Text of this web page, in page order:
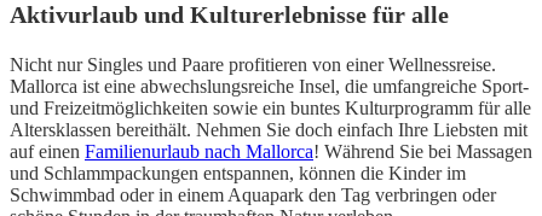
Aktivurlaub und Kulturerlebnisse für alle
Nicht nur Singles und Paare profitieren von einer Wellnessreise.
Mallorca ist eine abwechslungsreiche Insel, die umfangreiche Sport-
und Freizeitmöglichkeiten sowie ein buntes Kulturprogramm für alle
Altersklassen bereithält. Nehmen Sie doch einfach Ihre Liebsten mit
auf einen Familienurlaub nach Mallorca! Während Sie bei Massagen
und Schlammpackungen entspannen, können die Kinder im
Schwimmbad oder in einem Aquapark den Tag verbringen oder